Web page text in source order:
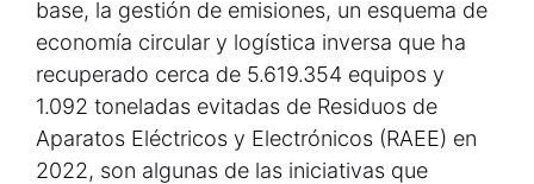
base, la gestión de emisiones, un esquema de
economía circular y logística inversa que ha
recuperado cerca de 5.619.354 equipos y
1.092 toneladas evitadas de Residuos de
Aparatos Eléctricos y Electrónicos (RAEE) en
2022, son algunas de las iniciativas que